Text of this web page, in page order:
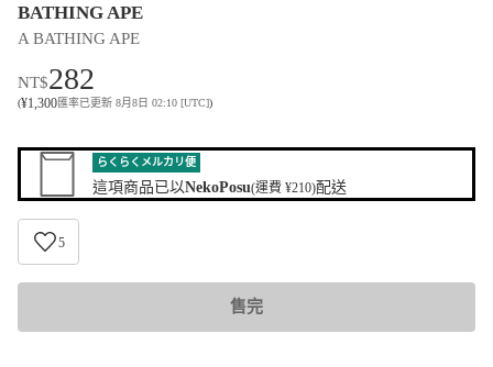
BATHING APE
A BATHING APE
NT$282
(¥1,300匯率已更新 8月8日 02:10 [UTC])
らくらくメルカリ便
這項商品已以NekoPosu(運費 ¥210)配送
5
售完